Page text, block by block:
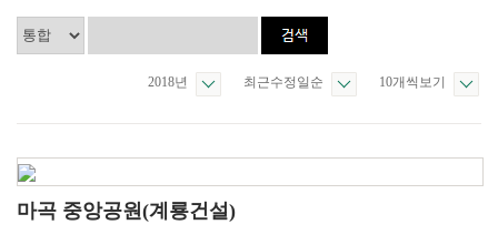
10개씩보기
최근수정일순
2018년
마곡 중앙공원(계룡건설)